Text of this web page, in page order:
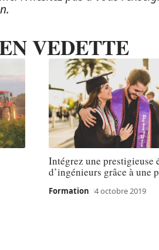
VEDETTE
Intégrez une prestigieuse
d’ingénieurs grâce à une
Formation 4 octobre 2019